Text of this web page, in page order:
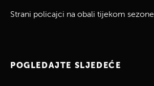
Strani policajci na obali tijekom sezone
POGLEDAJTE SLJEDEĆE